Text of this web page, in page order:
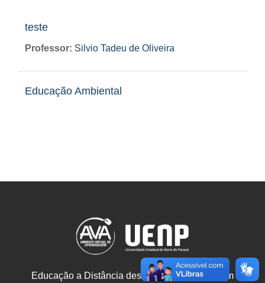
teste
Professor: Silvio Tadeu de Oliveira
Educação Ambiental
Educação a Distância destaca-se hoje como um